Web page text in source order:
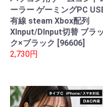
ーラー ゲーミングPC
有線 steam Xbox配列
XInput/DInput切替 ブラッ
ク×ブラック [96606]
2,730円